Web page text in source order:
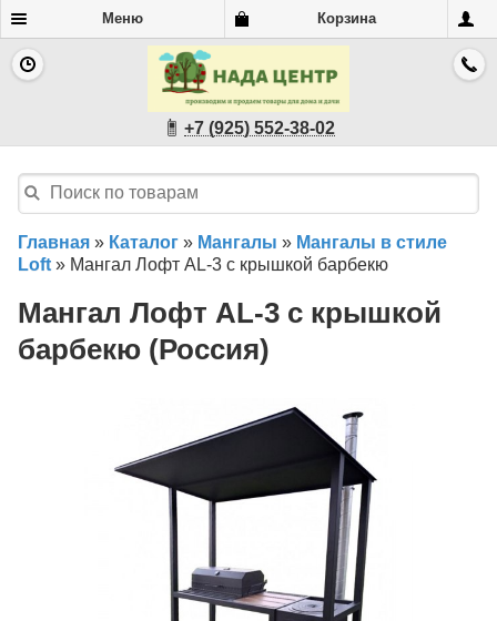
Меню Корзина
+7 (925) 552-38-02
Главная » Каталог » Мангалы » Мангалы в стиле
Loft » Мангал Лофт AL-3 с крышкой барбекю
Мангал Лофт AL-3 с крышкой
барбекю (Россия)